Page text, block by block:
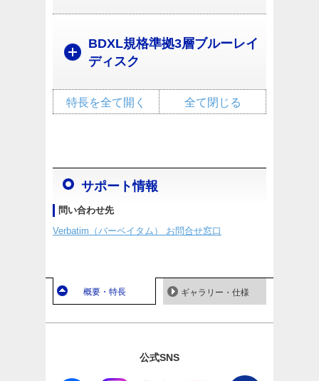
BDXL規格準拠3層ブルーレイ
ディスク
全て閉じる
特長を全て開く
サポート情報
問い合わせ先
Verbatim（バーベイタム） お問合せ窓口
概要・特長 ギャラリー・仕様
公式SNS